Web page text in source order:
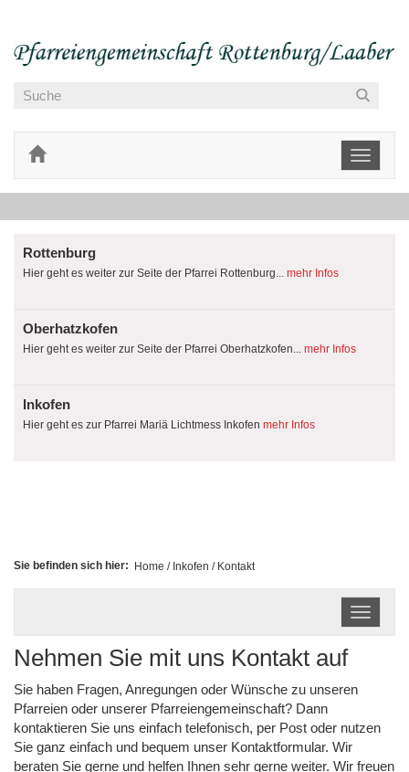
Toggle
Rottenburg
Hier geht es weiter zur Seite der Pfarrei Rottenburg... mehr Infos
Oberhatzkofen
Hier geht es weiter zur Seite der Pfarrei Oberhatzkofen... mehr Infos
Inkofen
Hier geht es zur Pfarrei Mariä Lichtmess Inkofen mehr Infos
Sie befinden sich hier: Home / Inkofen / Kontakt
Toggle
Nehmen Sie mit uns Kontakt auf
Sie haben Fragen, Anregungen oder Wünsche zu unseren
Pfarreien oder unserer Pfarreiengemeinschaft? Dann
kontaktieren Sie uns einfach telefonisch, per Post oder nutzen
Sie ganz einfach und bequem unser Kontaktformular. Wir
beraten Sie gerne und helfen Ihnen sehr gerne weiter. Wir freuen